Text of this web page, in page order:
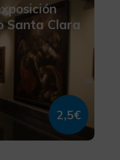
Santa Clara
2,5€